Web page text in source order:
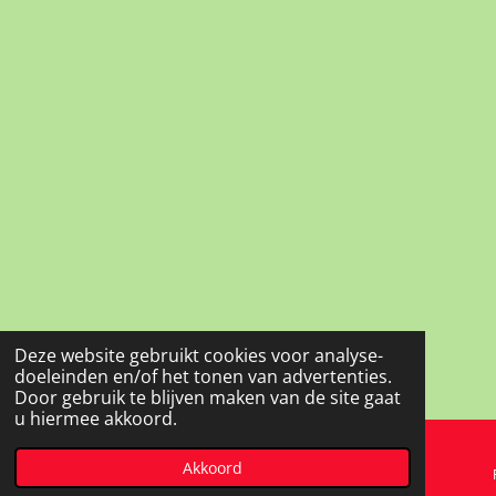
Deze website gebruikt cookies voor analyse-
doeleinden en/of het tonen van advertenties.
Door gebruik te blijven maken van de site gaat
u hiermee akkoord.
Akkoord
Telefoonnummer